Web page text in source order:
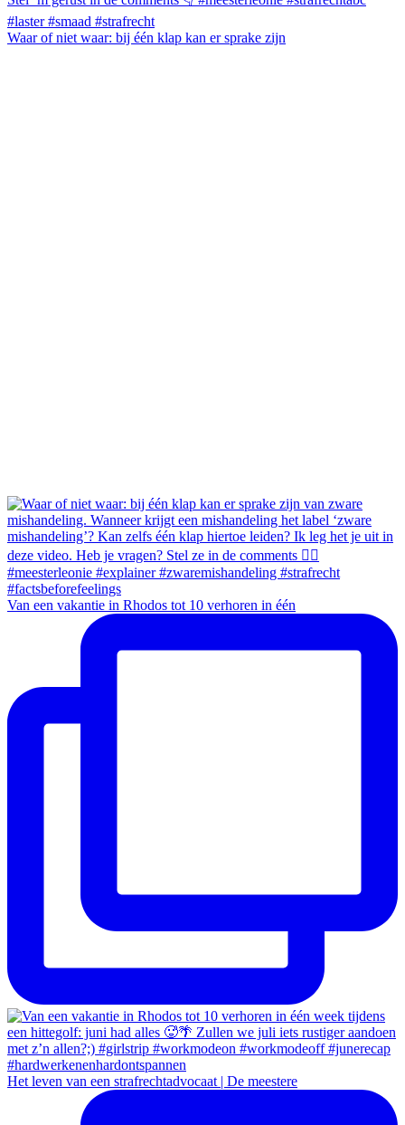
Waar of niet waar: bij één klap kan er sprake zijn
Van een vakantie in Rhodos tot 10 verhoren in één
Het leven van een strafrechtadvocaat | De meestere